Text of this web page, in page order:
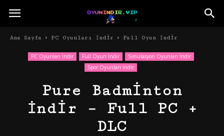
Ana Sayfa PC Oyunları İndir Full Oyun İndir
PC Oyunları İndir Full Oyun İndir
Simülasyon Oyunları İndir
Spor Oyunları İndir
Pure Badminton
İndir – Full PC +
DLC